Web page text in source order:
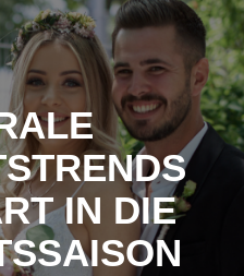
IN DIE